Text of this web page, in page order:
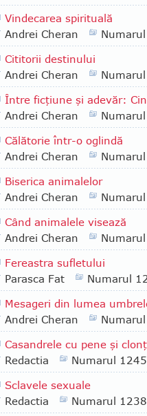
Vindecarea spirituală
Andrei Cheran
Cititorii destinului
Andrei Cheran
Între ficţiune şi adevăr:
Andrei Cheran
Călătorie într-o oglindă
Andrei Cheran
Biserica animalelor
Andrei Cheran
Când animalele visează
Andrei Cheran
Fereastra sufletului
Parasca Fat
Numarul
Mesageri din lumea
Andrei Cheran
Casandrele cu pene şi clonţ
Redactia
Numarul 1245
Sclavele sexuale
Redactia
Numarul 1238